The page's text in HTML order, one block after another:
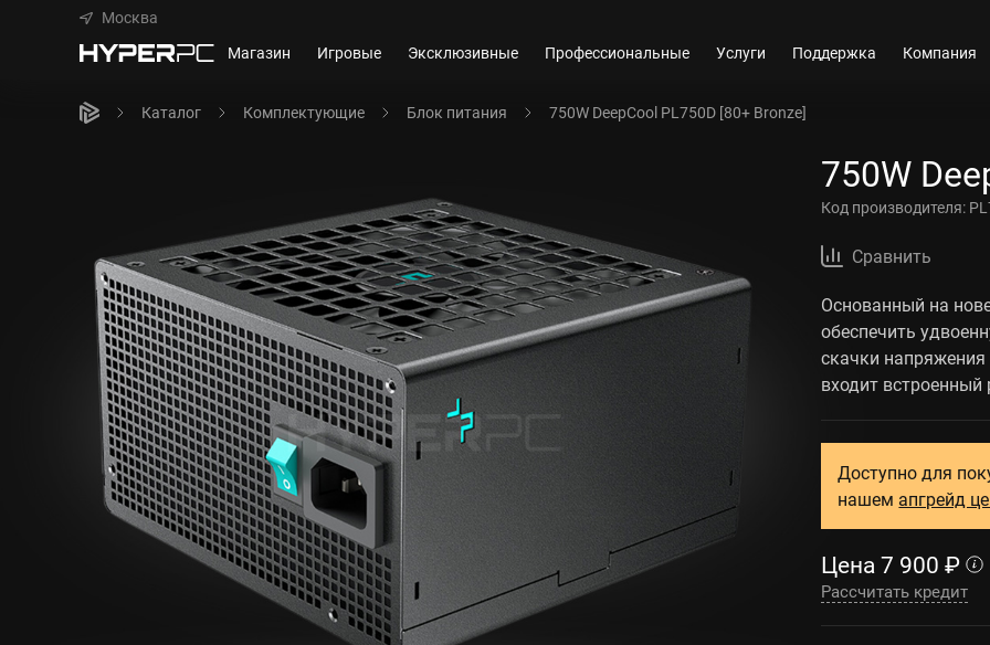
Москва
Магазин
Игровые Эксклюзивные Профессиональные Услуги Поддержка Компания
Каталог Комплектующие Блок питания 750W DeepCool PL750D [80+ Bronze]
750W
Код производителя:
Сравнить
Основанный на
обеспечить
скачки
входит
Доступно для
нашем апгрейд
Цена7 900 ₽
Рассчитать кредит